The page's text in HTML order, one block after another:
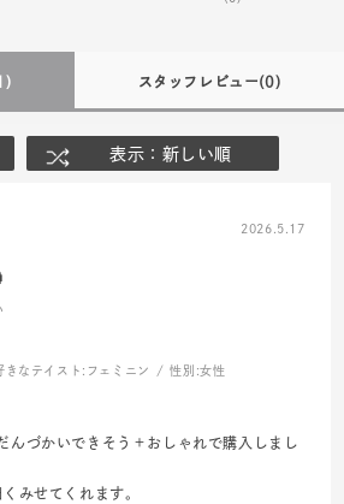
スタッフレビュー(0)
表示：新しい順
2026.5.17
きなテイスト: フェミニン 性別:女性
んづかいできそう＋おしゃれで購入しまし
みせてくれます。